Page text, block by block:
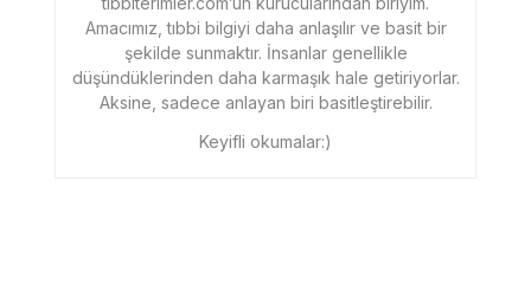
Amacımız, tıbbi bilgiyi daha anlaşılır ve basit bir
şekilde sunmaktır. İnsanlar genellikle
düşündüklerinden daha karmaşık hale getiriyorlar.
Aksine, sadece anlayan biri basitleştirebilir.
Keyifli okumalar:)